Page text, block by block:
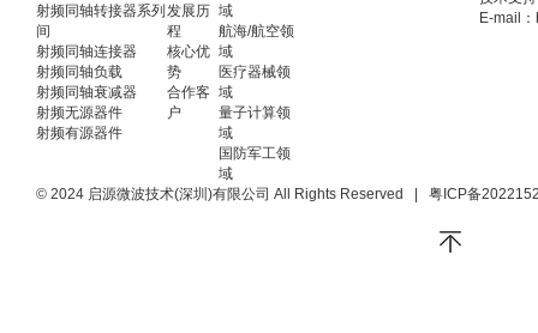
射频同轴转接器系列
间
射频同轴连接器
射频同轴负载
射频同轴衰减器
射频无源器件
射频有源器件
发展历
程
核心优
势
合作客
户
域
航海/航空领
域
医疗器械领
域
量子计算领
域
国防军工领
域
E-mail
© 2024 启源微波技术(深圳)有限公司 All Rights Reserved 粤ICP备